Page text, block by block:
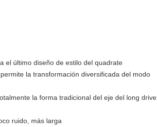
el último diseño de estilo del quadrate
la transformación diversificada del modo
la forma tradicional del eje del long drive,
ruido, más larga